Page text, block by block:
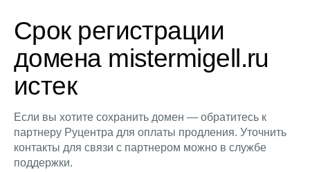
Срок регистрации
домена mistermigell.ru
истек
Если вы хотите сохранить домен — обратитесь к
партнеру Руцентра для оплаты продления. Уточнить
контакты для связи с партнером можно в службе
поддержки.